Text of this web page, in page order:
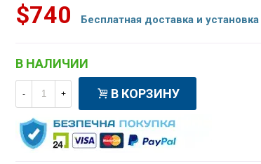
$740 Бесплатная доставка и установка
В НАЛИЧИИ
- + В КОРЗИНУ